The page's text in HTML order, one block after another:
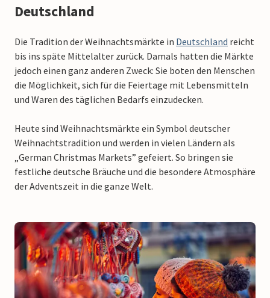
Deutschland
Die Tradition der Weihnachtsmärkte in Deutschland reicht
bis ins späte Mittelalter zurück. Damals hatten die Märkte
jedoch einen ganz anderen Zweck: Sie boten den Menschen
die Möglichkeit, sich für die Feiertage mit Lebensmitteln
und Waren des täglichen Bedarfs einzudecken.
Heute sind Weihnachtsmärkte ein Symbol deutscher
Weihnachtstradition und werden in vielen Ländern als
„German Christmas Markets” gefeiert. So bringen sie
festliche deutsche Bräuche und die besondere Atmosphäre
der Adventszeit in die ganze Welt.